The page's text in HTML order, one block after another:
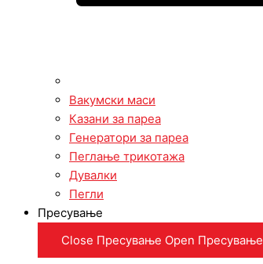
Вакумски маси
Казани за пареа
Генератори за пареа
Пеглање трикотажа
Дувалки
Пегли
Пресување
Close Пресување Open Пресување